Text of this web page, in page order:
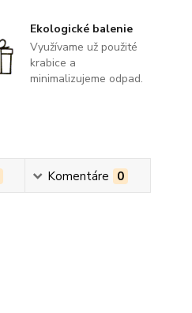
Ekologické balenie
Využívame už použité
krabice a
minimalizujeme odpad.
Komentáre 0